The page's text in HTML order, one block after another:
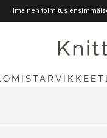
Ilmainen toimitus